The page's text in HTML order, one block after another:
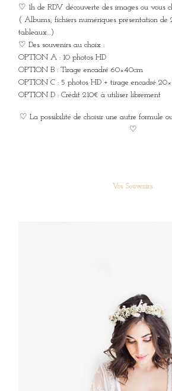
♡ 1h de RDV découverte des images ou vous
( Albums, fichiers numériques présentation de
tableaux…)
♡ Des souvenirs au choix :
OPTION A : 10 photos HD
OPTION B : Tirage encadré 60×40cm
OPTION C : 5 photos HD + tirage encadré
OPTION D : Crédit 210€ à utiliser librement
♡ La possibilité de choisir une autre formule
♡
Vos Souvenirs